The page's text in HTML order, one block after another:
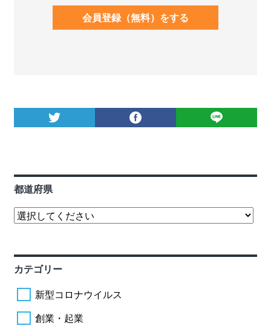
会員登録（無料）をする
都道府県
カテゴリー
新型コロナウイルス
創業・起業